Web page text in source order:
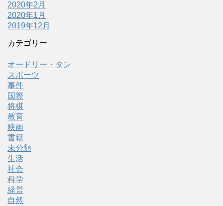
2020年2月
2020年1月
2019年12月
カテゴリー
オードリー・タン
スポーツ
事件
国際
将棋
教育
映画
書籍
未分類
生活
社会
科学
経営
自然